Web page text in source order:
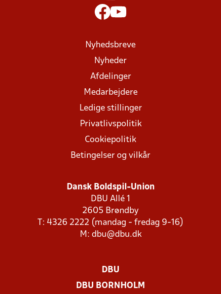
Nyhedsbreve
Nyheder
Afdelinger
Medarbejdere
Ledige stillinger
Privatlivspolitik
Cookiepolitik
Betingelser og vilkår
Dansk Boldspil-Union
DBU Allé 1
2605 Brøndby
T: 4326 2222 (mandag - fredag 9-16)
M: dbu@dbu.dk
DBU
DBU BORNHOLM